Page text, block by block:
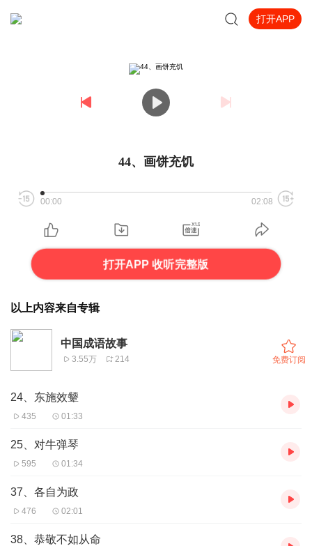
打开APP
44、画饼充饥
00:00 02:08
打开APP 收听完整版
以上内容来自专辑
中国成语故事
3.55万 214 免费订阅
24、东施效颦
435 01:33
25、对牛弹琴
595 01:34
37、各自为政
476 02:01
38、恭敬不如从命